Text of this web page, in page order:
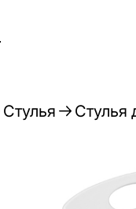
Стулья Стулья